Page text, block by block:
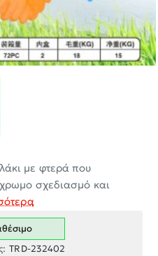
με φτερά που
σχεδιασμό και
TRD-232402